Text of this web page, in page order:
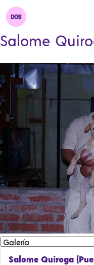
Salome
Salome Quiroga